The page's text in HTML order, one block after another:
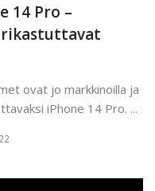
14 Pro –
ovat jo markkinoilla ja
iPhone 14 Pro. ...